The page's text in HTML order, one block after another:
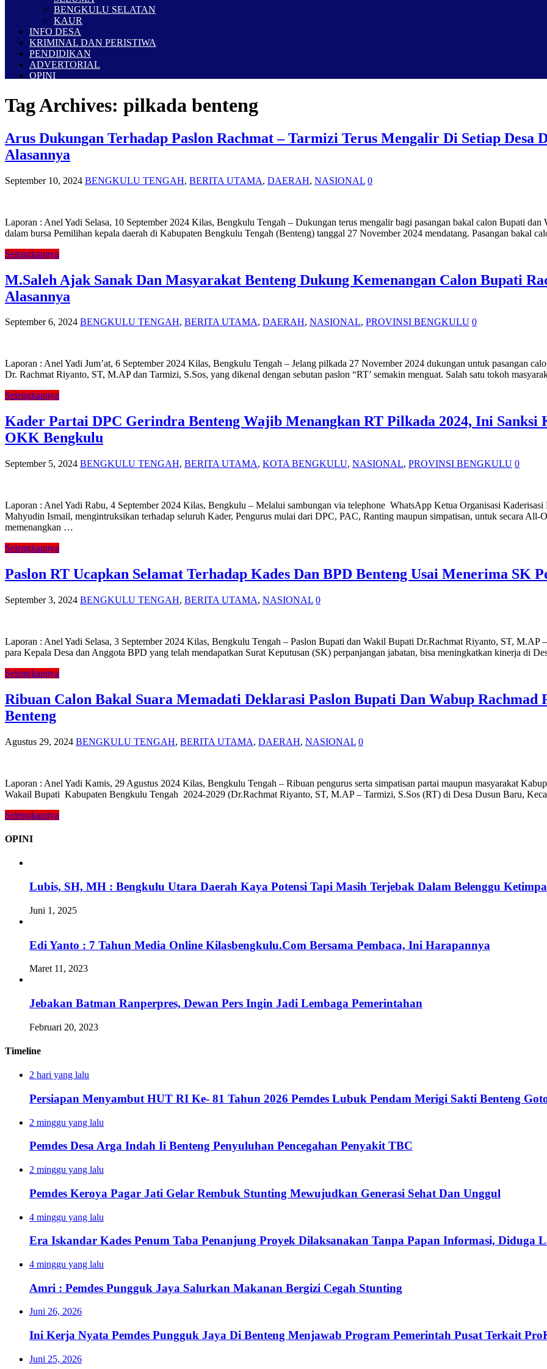
BENGKULU SELATAN
KAUR
INFO DESA
KRIMINAL DAN PERISTIWA
PENDIDIKAN
ADVERTORIAL
OPINI
Tag Archives: pilkada benteng
Arus Dukungan Terhadap Paslon Rachmat – Tarmizi Terus Mengalir Di Setiap Desa
Alasannya
September 10, 2024 BENGKULU TENGAH, BERITA UTAMA, DAERAH, NASIONAL 0
Laporan : Anel Yadi Selasa, 10 September 2024 Kilas, Bengkulu Tengah – Dukungan terus mengalir bagi pasangan bakal calon Bupati
dalam bursa Pemilihan kepala daerah di Kabupaten Bengkulu Tengah (Benteng) tanggal 27 November 2024 mendatang. Pasangan bakal
Selengkapnya
M.Saleh Ajak Sanak Dan Masyarakat Benteng Dukung Kemenangan Calon Bupati
Alasannya
September 6, 2024 BENGKULU TENGAH, BERITA UTAMA, DAERAH, NASIONAL, PROVINSI BENGKULU 0
Laporan : Anel Yadi Jum’at, 6 September 2024 Kilas, Bengkulu Tengah – Jelang pilkada 27 November 2024 dukungan untuk pasangan
Dr. Rachmat Riyanto, ST, M.AP dan Tarmizi, S.Sos, yang dikenal dengan sebutan paslon “RT’ semakin menguat. Salah satu tokoh
Selengkapnya
Kader Partai DPC Gerindra Benteng Wajib Menangkan RT Pilkada 2024, Ini Sanksi
OKK Bengkulu
September 5, 2024 BENGKULU TENGAH, BERITA UTAMA, KOTA BENGKULU, NASIONAL, PROVINSI BENGKULU 0
Laporan : Anel Yadi Rabu, 4 September 2024 Kilas, Bengkulu – Melalui sambungan via telephone WhatsApp Ketua Organisasi
Mahyudin Ismail, mengintruksikan terhadap seluruh Kader, Pengurus mulai dari DPC, PAC, Ranting maupun simpatisan, untuk secara All-
memenangkan …
Selengkapnya
Paslon RT Ucapkan Selamat Terhadap Kades Dan BPD Benteng Usai Menerima SK
September 3, 2024 BENGKULU TENGAH, BERITA UTAMA, NASIONAL 0
Laporan : Anel Yadi Selasa, 3 September 2024 Kilas, Bengkulu Tengah – Paslon Bupati dan Wakil Bupati Dr.Rachmat Riyanto, ST, M.AP
para Kepala Desa dan Anggota BPD yang telah mendapatkan Surat Keputusan (SK) perpanjangan jabatan, bisa meningkatkan kinerja di
Selengkapnya
Ribuan Calon Bakal Suara Memadati Deklarasi Paslon Bupati Dan Wabup
Benteng
Agustus 29, 2024 BENGKULU TENGAH, BERITA UTAMA, DAERAH, NASIONAL 0
Laporan : Anel Yadi Kamis, 29 Agustus 2024 Kilas, Bengkulu Tengah – Ribuan pengurus serta simpatisan partai maupun masyarakat
Wakail Bupati Kabupaten Bengkulu Tengah 2024-2029 (Dr.Rachmat Riyanto, ST, M.AP – Tarmizi, S.Sos (RT) di Desa Dusun Baru,
Selengkapnya
OPINI
Lubis, SH, MH : Bengkulu Utara Daerah Kaya Potensi Tapi Masih Terjebak Dalam Belenggu
Juni 1, 2025
Edi Yanto : 7 Tahun Media Online Kilasbengkulu.Com Bersama Pembaca, Ini Harapannya
Maret 11, 2023
Jebakan Batman Ranperpres, Dewan Pers Ingin Jadi Lembaga Pemerintahan
Februari 20, 2023
Timeline
2 hari yang lalu
Persiapan Menyambut HUT RI Ke- 81 Tahun 2026 Pemdes Lubuk Pendam Merigi Sakti Benteng
2 minggu yang lalu
Pemdes Desa Arga Indah Ii Benteng Penyuluhan Pencegahan Penyakit TBC
2 minggu yang lalu
Pemdes Keroya Pagar Jati Gelar Rembuk Stunting Mewujudkan Generasi Sehat Dan Unggul
4 minggu yang lalu
Era Iskandar Kades Penum Taba Penanjung Proyek Dilaksanakan Tanpa Papan Informasi, Diduga
4 minggu yang lalu
Amri : Pemdes Pungguk Jaya Salurkan Makanan Bergizi Cegah Stunting
Juni 26, 2026
Ini Kerja Nyata Pemdes Pungguk Jaya Di Benteng Menjawab Program Pemerintah Pusat Terkait
Juni 25, 2026